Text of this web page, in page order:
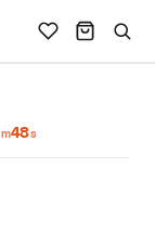
m48s